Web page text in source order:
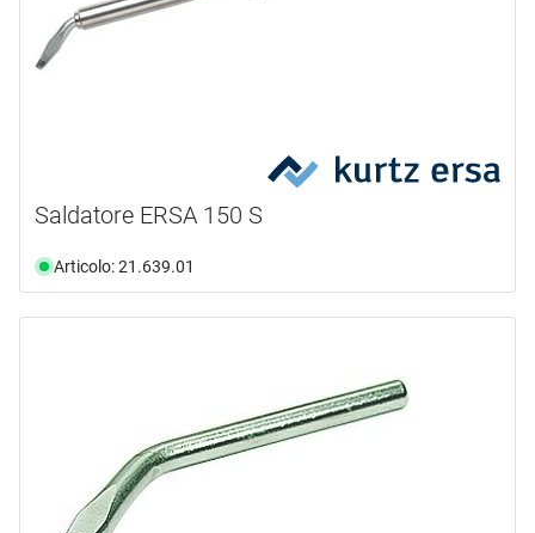
Saldatore ERSA 150 S
Articolo: 21.639.01